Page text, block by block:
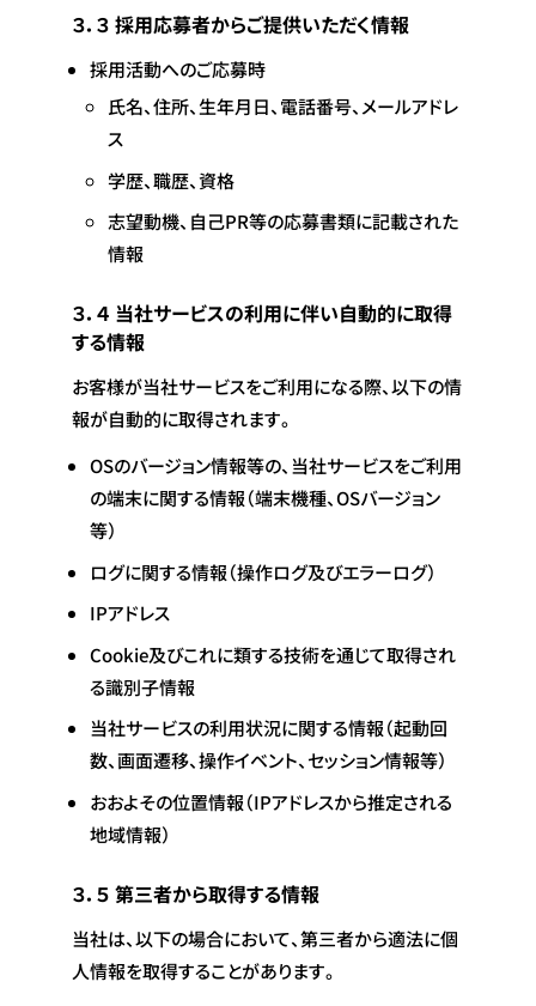
３．３ 採用応募者からご提供いただく情報
採用活動へのご応募時
氏名、住所、生年月日、電話番号、メールアドレ
ス
学歴、職歴、資格
志望動機、自己PR等の応募書類に記載された
情報
３．４ 当社サービスの利用に伴い自動的に取得
する情報
お客様が当社サービスをご利用になる際、以下の情
報が自動的に取得されます。
OSのバージョン情報等の、当社サービスをご利用
の端末に関する情報（端末機種、OSバージョン
等）
ログに関する情報（操作ログ及びエラーログ）
IPアドレス
Cookie及びこれに類する技術を通じて取得され
る識別子情報
当社サービスの利用状況に関する情報（起動回
数、画面遷移、操作イベント、セッション情報等）
おおよその位置情報（IPアドレスから推定される
地域情報）
３．５ 第三者から取得する情報
当社は、以下の場合において、第三者から適法に個
人情報を取得することがあります。